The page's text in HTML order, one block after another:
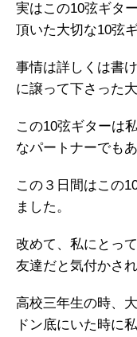
実はこの10弦ギタ
頂いた大切な10弦
事情は詳しくは書
に譲って下さった
この10弦ギターは
なパートナーでも
この３日間はこの
ました。
改めて、私にとっ
友達だと気付かされ
高校三年生の時、
ドン底にいた時に